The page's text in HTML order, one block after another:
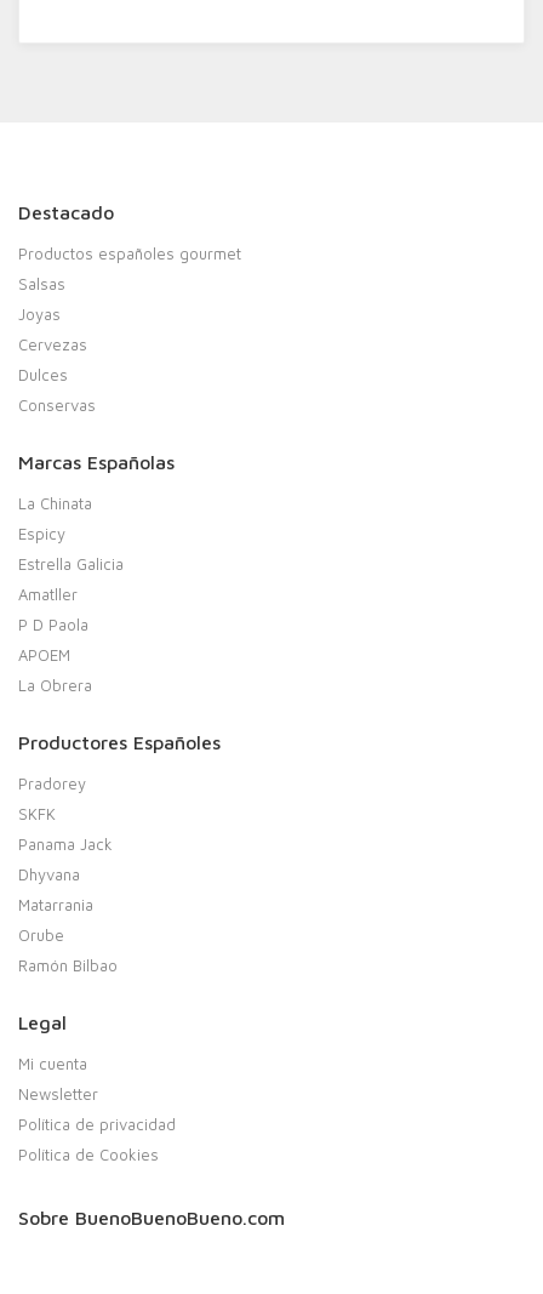
Destacado
Productos españoles gourmet
Salsas
Joyas
Cervezas
Dulces
Conservas
Marcas Españolas
La Chinata
Espicy
Estrella Galicia
Amatller
P D Paola
APOEM
La Obrera
Productores Españoles
Pradorey
SKFK
Panama Jack
Dhyvana
Matarrania
Orube
Ramón Bilbao
Legal
Mi cuenta
Newsletter
Política de privacidad
Política de Cookies
Sobre BuenoBuenoBueno.com